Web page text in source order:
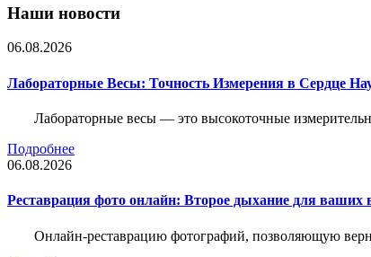
Наши новости
06.08.2026
Лабораторные Весы: Точность Измерения в Сердце
Лабораторные весы — это высокоточные
Подробнее
06.08.2026
Реставрация фото онлайн: Второе дыхание для ваших
Онлайн-реставрацию фотографий, позволяющую